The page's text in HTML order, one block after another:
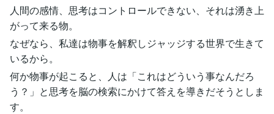
人間の感情、思考はコントロールできない、それは湧き上
がって来る物。
なぜなら、私達は物事を解釈しジャッジする世界で生きて
いるから。
何か物事が起こると、人は「これはどういう事なんだろ
う？」と思考を脳の検索にかけて答えを導きだそうとしま
す。